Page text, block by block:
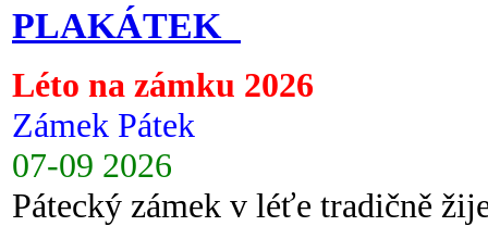
PLAKÁTEK
Léto na zámku 2026
Zámek Pátek
07-09 2026
Pátecký zámek v léťe tradičně